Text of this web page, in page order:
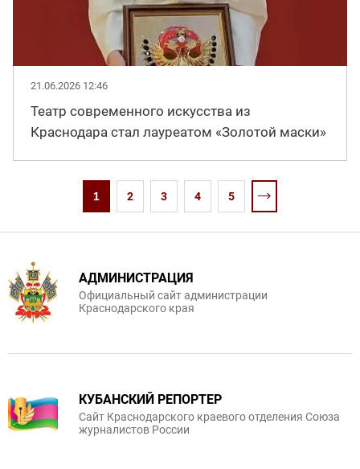
21.06.2026 12:46
Театр современного искусства из
Краснодара стал лауреатом «Золотой маски»
1 2 3 4 5
АДМИНИСТРАЦИЯ
Официальный сайт администрации
Краснодарского края
КУБАНСКИЙ РЕПОРТЕР
Сайт Краснодарского краевого отделения Союза
журналистов России